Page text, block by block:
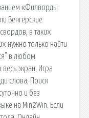
«Филворды
Венгерские
в таких
нужно только найти
в любом
экран. Игра
слова, Поиск
и без
на Min2Win. Если